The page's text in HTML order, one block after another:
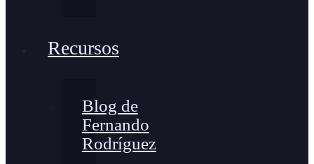
Recursos
Blog de
Fernando
Rodríguez